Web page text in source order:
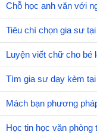
Chỗ học anh văn với
Tiêu chí chọn gia sư
Luyện viết chữ cho bé
Tìm gia sư dạy kèm
Mách bạn phương
Học tin học văn phòng